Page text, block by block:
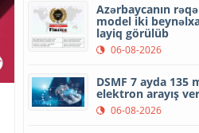
Azərbaycanın
model iki
layiq görülüb
06-08-2026
DSMF 7 ayda 135
elektron arayış
06-08-2026